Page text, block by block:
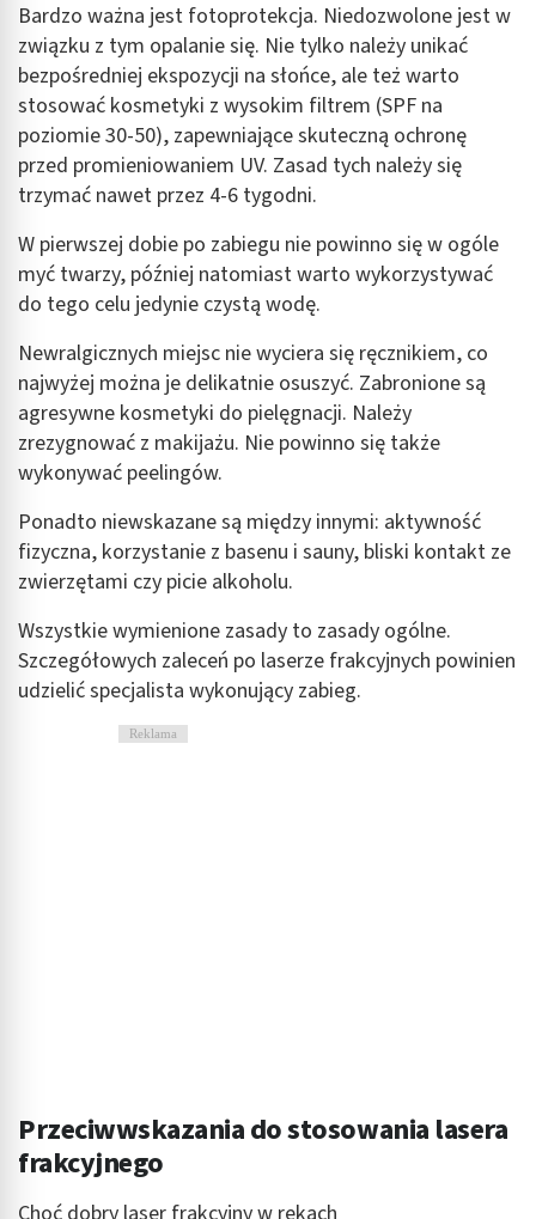
Bardzo ważna jest fotoprotekcja. Niedozwolone jest w
związku z tym opalanie się. Nie tylko należy unikać
bezpośredniej ekspozycji na słońce, ale też warto
stosować kosmetyki z wysokim filtrem (SPF na
poziomie 30-50), zapewniające skuteczną ochronę
przed promieniowaniem UV. Zasad tych należy się
trzymać nawet przez 4-6 tygodni.
W pierwszej dobie po zabiegu nie powinno się w ogóle
myć twarzy, później natomiast warto wykorzystywać
do tego celu jedynie czystą wodę.
Newralgicznych miejsc nie wyciera się ręcznikiem, co
najwyżej można je delikatnie osuszyć. Zabronione są
agresywne kosmetyki do pielęgnacji. Należy
zrezygnować z makijażu. Nie powinno się także
wykonywać peelingów.
Ponadto niewskazane są między innymi: aktywność
fizyczna, korzystanie z basenu i sauny, bliski kontakt ze
zwierzętami czy picie alkoholu.
Wszystkie wymienione zasady to zasady ogólne.
Szczegółowych zaleceń po laserze frakcyjnych powinien
udzielić specjalista wykonujący zabieg.
Reklama
Przeciwwskazania do stosowania lasera
frakcyjnego
Rozumienie odbiorców dzięki statystyce lub
kombinacji danych z różnych źródeł
Rozwój i ulepszanie usług
Wykorzystywanie ograniczonych danych do
wyboru treści
Funkcje specjalne IAB:
Użycie dokładnych danych geolokalizacyjnych
Identyfikowanie urządzeń na podstawie
aktywnie żądanych informacji
Cele przetwarzania inne niż IAB:
Niezbędne
Wydajność (Performance)
Reklama / śledzenie